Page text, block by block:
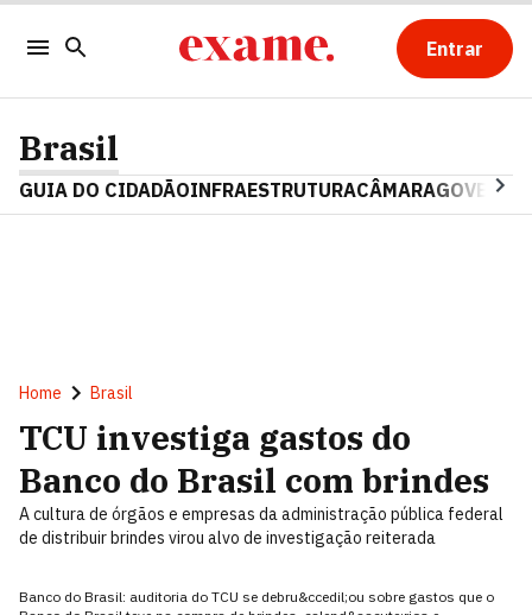
Entrar
Brasil
GUIA DO CIDADÃOINFRAESTRUTURACÂMARAGOVERNO
Home Brasil
TCU investiga gastos do
Banco do Brasil com brindes
A cultura de órgãos e empresas da administração pública federal
de distribuir brindes virou alvo de investigação reiterada
Banco do Brasil: auditoria do TCU se debru&ccedil;ou sobre gastos que o